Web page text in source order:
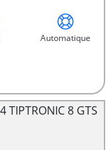
Automatique